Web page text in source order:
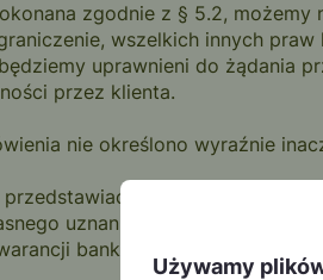
zgodnie z § 5.2,
wszelkich innych
uprawnieni do żądania
przez klienta.
nie określono wyraźnie
takie informacje
uznania w dowolnym
bankowej, akredytywy lub
Używamy